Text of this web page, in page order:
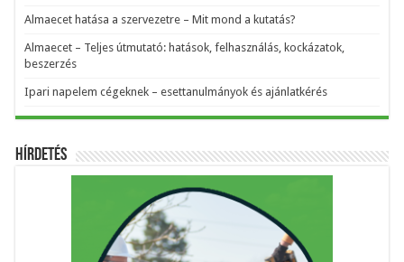
Almaecet hatása a szervezetre – Mit mond a kutatás?
Almaecet – Teljes útmutató: hatások, felhasználás, kockázatok,
beszerzés
Ipari napelem cégeknek – esettanulmányok és ajánlatkérés
Hírdetés